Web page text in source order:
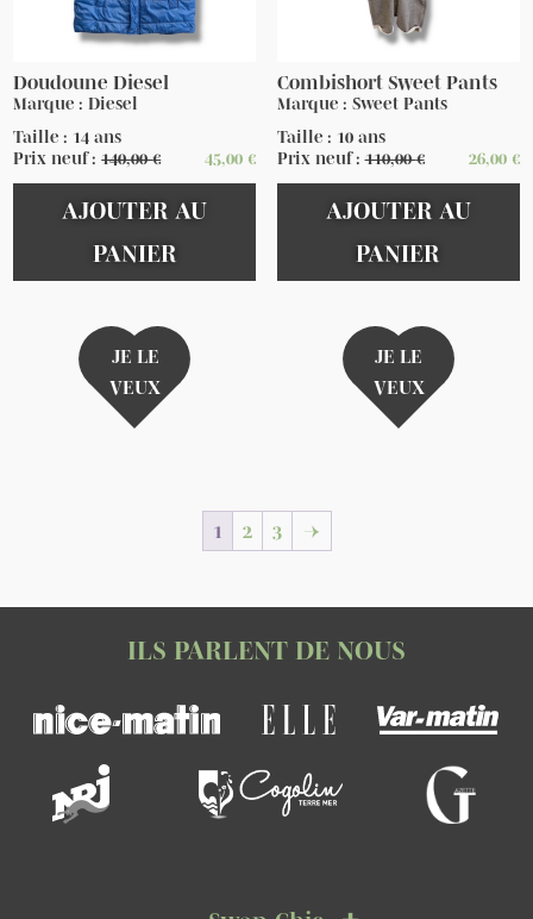
Doudoune Diesel
Marque : Diesel
Taille : 14 ans
Prix neuf :140,00€ 45,00 €
AJOUTER AU
PANIER
JE LE
VEUX
Combishort Sweet Pants
Marque : Sweet Pants
Taille : 10 ans
Prix neuf :110,00€ 26,00 €
AJOUTER AU
PANIER
JE LE
VEUX
1 2 3 →
ILS PARLENT DE NOUS